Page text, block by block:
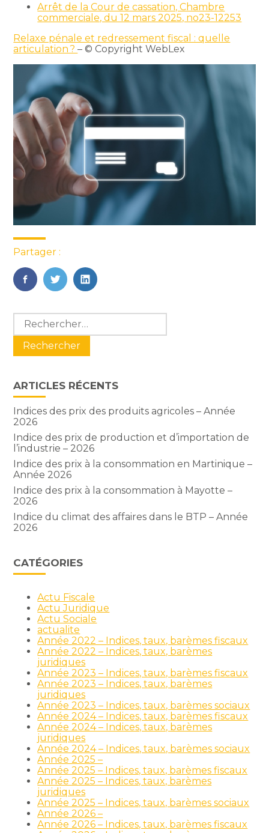
Arrêt de la Cour de cassation, Chambre
commerciale, du 12 mars 2025, no23-12253
Relaxe pénale et redressement fiscal : quelle
articulation ?– © Copyright WebLex
Partager :
FaceBook
TwitterLinkedIn
Blog
sidebar
Rechercher :
ARTICLES RÉCENTS
Indices des prix des produits agricoles – Année
2026
Indice des prix de production et d’importation de
l’industrie – 2026
Indice des prix à la consommation en Martinique –
Année 2026
Indice des prix à la consommation à Mayotte –
2026
Indice du climat des affaires dans le BTP – Année
2026
CATÉGORIES
Actu Fiscale
Actu Juridique
Actu Sociale
actualite
Année 2022 – Indices, taux, barèmes fiscaux
Année 2022 – Indices, taux, barèmes
juridiques
Année 2023 – Indices, taux, barèmes fiscaux
Année 2023 – Indices, taux, barèmes
juridiques
Année 2023 – Indices, taux, barèmes sociaux
Année 2024 – Indices, taux, barèmes fiscaux
Année 2024 – Indices, taux, barèmes
juridiques
Année 2024 – Indices, taux, barèmes sociaux
Année 2025 –
Année 2025 – Indices, taux, barèmes fiscaux
Année 2025 – Indices, taux, barèmes
juridiques
Année 2025 – Indices, taux, barèmes sociaux
Année 2026 –
Année 2026 – Indices, taux, barèmes fiscaux